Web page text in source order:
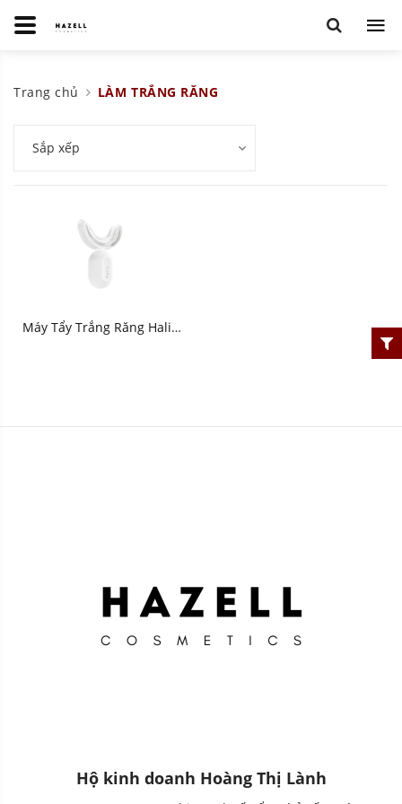
Trang chủ LÀM TRẮNG RĂNG
Sắp xếp
Máy Tẩy Trắng Răng Halio
Hộ kinh doanh Hoàng Thị Lành